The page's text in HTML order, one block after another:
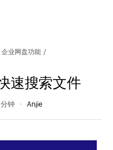
企业网盘功能 /
速搜索文件
钟 Anjie